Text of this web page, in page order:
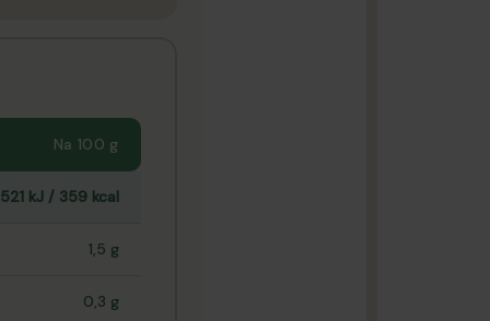
Na 100 g
kJ / 359 kcal
1,5 g
0,3 g